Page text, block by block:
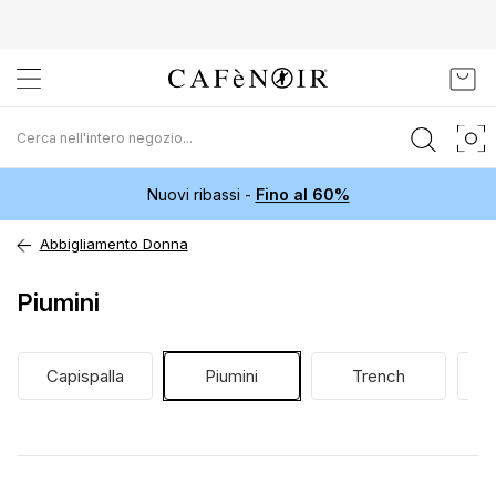
al
contenuto
Nuovi ribassi - Fino al 60%
Abbigliamento Donna
Piumini
Capispalla Piumini Trench